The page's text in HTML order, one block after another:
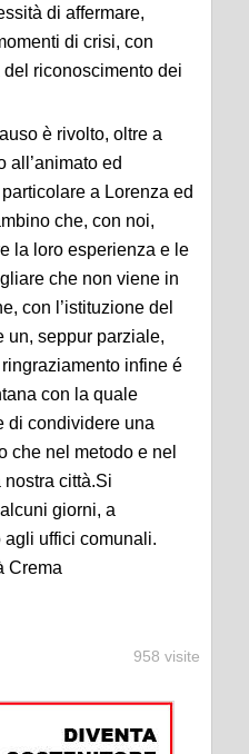
di affermare,
di crisi, con
riconoscimento dei
è rivolto, oltre a
all’animato ed
a Lorenza ed
che, con noi,
la loro esperienza e le
che non viene in
con l’istituzione del
un, seppur parziale,
infine é
con la quale
di condividere una
che nel metodo e nel
città.Si
giorni, a
agli uffici comunali.
Crema
958 visite